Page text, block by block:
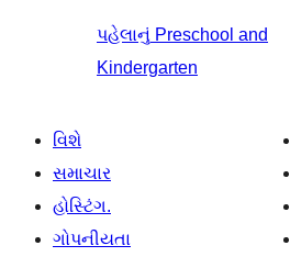
પહેલાનું Preschool and
Kindergarten
વિશે
સમાચાર
હોસ્ટિંગ.
ગોપનીયતા